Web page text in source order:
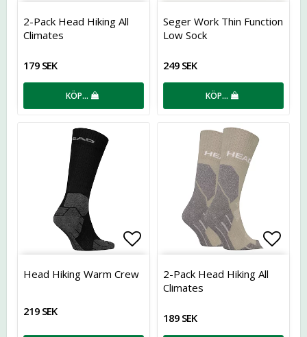
Lägg till i favoritlistan
2-Pack Head Hiking All
Climates
179 SEK
KÖP…
Seger Work Thin Function
Low Sock
249 SEK
KÖP…
Lägg till i favoritlistan
Head Hiking Warm Crew
219 SEK
2-Pack Head Hiking All
Climates
189 SEK